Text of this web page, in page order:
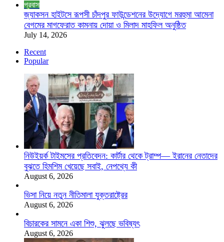
প্রবাস
জ্যাকসন হাইটসে রূপসী চাঁদপুর ফাউন্ডেশনের উদ্যোগে মরহুমা আমেনা
বেগমের মাগফেরাত কামনায় দোয়া ও মিলাদ মাহফিল অনুষ্ঠিত
July 14, 2026
Recent
Popular
নিউইয়র্ক টাইমসের প্রতিবেদন: কার্টার থেকে ট্রাম্প— ইরানের নেতাদের
বুঝতে হিমশিম খেয়েছে সবাই, নেপথ্যে কী
August 6, 2026
ভিসা নিয়ে নতুন নীতিমালা যুক্তরাষ্ট্রের
August 6, 2026
বিচারকের সামনে একা শিশু, ঝুলছে ভবিষ্যৎ
August 6, 2026